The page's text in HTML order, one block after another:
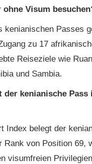
ohne Visum
kenianischen Passes
zu 17
Reiseziele wie
und Sambia.
der kenianische Pass
Index belegt der
Rank von Position 69,
visumfreien